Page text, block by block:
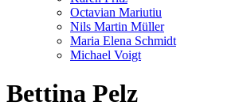
Octavian Mariutiu
Nils Martin Müller
Maria Elena Schmidt
Michael Voigt
Bettina Pelz